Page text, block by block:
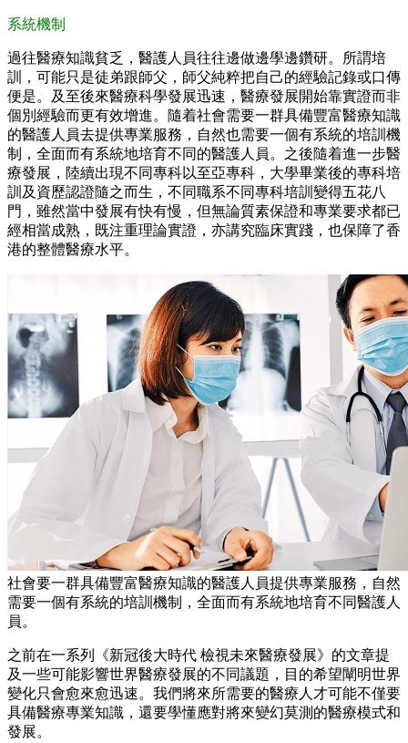
系統機制
過往醫療知識貧乏，醫護人員往往邊做邊學邊鑽研。所謂培
訓，可能只是徒弟跟師父，師父純粹把自己的經驗記錄或口傳
便是。及至後來醫療科學發展迅速，醫療發展開始靠實證而非
個別經驗而更有效增進。隨着社會需要一群具備豐富醫療知識
的醫護人員去提供專業服務，自然也需要一個有系統的培訓機
制，全面而有系統地培育不同的醫護人員。之後隨着進一步醫
療發展，陸續出現不同專科以至亞專科，大學畢業後的專科培
訓及資歷認證隨之而生，不同職系不同專科培訓變得五花八
門，雖然當中發展有快有慢，但無論質素保證和專業要求都已
經相當成熟，既注重理論實證，亦講究臨床實踐，也保障了香
港的整體醫療水平。
社會要一群具備豐富醫療知識的醫護人員提供專業服務，自然
需要一個有系統的培訓機制，全面而有系統地培育不同醫護人
員。
之前在一系列《新冠後大時代 檢視未來醫療發展》的文章提
及一些可能影響世界醫療發展的不同議題，目的希望闡明世界
變化只會愈來愈迅速。我們將來所需要的醫療人才可能不僅要
具備醫療專業知識，還要學懂應對將來變幻莫測的醫療模式和
發展。